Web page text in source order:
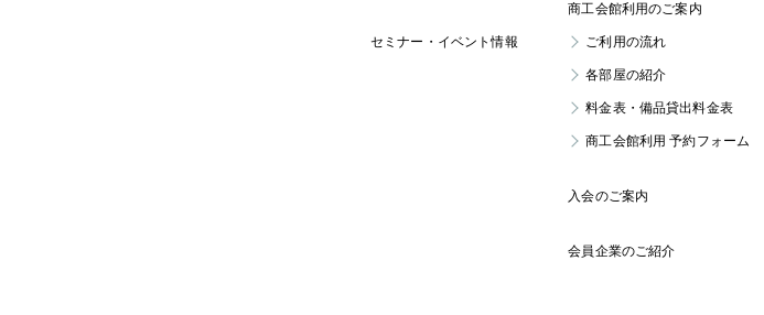
セミナー・イベント情報
商工会館利用のご案内
ご利用の流れ
各部屋の紹介
料金表・ 備品貸出料金表
商工会館利用予約フォーム
入会のご案内
会員企業のご紹介